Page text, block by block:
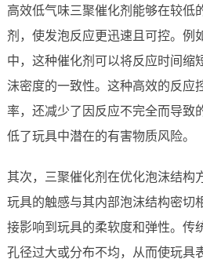
高效低气味三聚催化剂能够在较低
剂，使发泡反应更迅速且可控。例
中，这种催化剂可以将反应时间缩
沫密度的一致性。这种高效的反应
率，还减少了因反应不完全而导致
低了玩具中潜在的有害物质风险。
其次，三聚催化剂在优化泡沫结构
玩具的触感与其内部泡沫结构密切
接影响到玩具的柔软度和弹性。传
孔径过大或分布不均，从而使玩具